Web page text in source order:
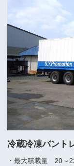
冷蔵冷凍バント
・最大積載量 20